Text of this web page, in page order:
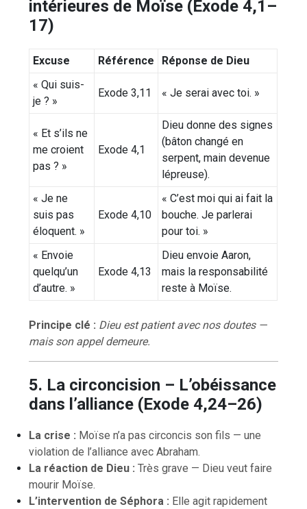
intérieures de Moïse (Exode 4,1–
17)
Excuse Référence
Réponse de Dieu
« Qui suis-
je ? »
Exode 3,11 « Je serai avec toi. »
« Et s’ils ne
me croient
pas ? »
Exode 4,1
Dieu donne des signes
(bâton changé en
serpent, main devenue
lépreuse).
« Je ne
suis pas
éloquent. »
Exode 4,10
« C’est moi qui ai fait la
bouche. Je parlerai
pour toi. »
« Envoie
quelqu’un
d’autre. »
Exode 4,13
Dieu envoie Aaron,
mais la responsabilité
reste à Moïse.
Principe clé : Dieu est patient avec nos doutes —
mais son appel demeure.
5. La circoncision – L’obéissance
dans l’alliance (Exode 4,24–26)
La crise : Moïse n’a pas circoncis son fils — une
violation de l’alliance avec Abraham.
La réaction de Dieu : Très grave — Dieu veut faire
mourir Moïse.
L’intervention de Séphora : Elle agit rapidement